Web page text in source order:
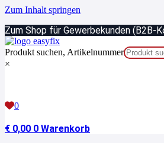
Zum Inhalt springen
Zum Shop für Gewerbekunden
Produkt suchen, Artikelnummer
×
0
€ 0,00 0 Warenkorb